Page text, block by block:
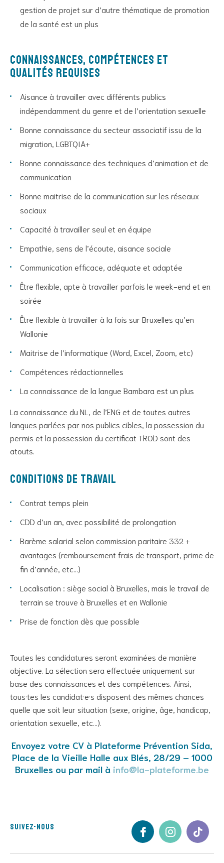
gestion de projet sur d’autre thématique de promotion
de la santé est un plus
Connaissances, compétences et
qualités requises
Aisance à travailler avec différents publics
indépendamment du genre et de l’orientation sexuelle
Bonne connaissance du secteur associatif issu de la
migration, LGBTQIA+
Bonne connaissance des techniques d’animation et de
communication
Bonne maitrise de la communication sur les réseaux
sociaux
Capacité à travailler seul et en équipe
Empathie, sens de l’écoute, aisance sociale
Communication efficace, adéquate et adaptée
Être flexible, apte à travailler parfois le week-end et en
soirée
Être flexible à travailler à la fois sur Bruxelles qu’en
Wallonie
Maitrise de l’informatique (Word, Excel, Zoom, etc)
Compétences rédactionnelles
La connaissance de la langue Bambara est un plus
La connaissance du NL, de l’ENG et de toutes autres
langues parlées par nos publics cibles, la possession du
permis et la possession du certificat TROD sont des
atouts.
Conditions de travail
Contrat temps plein
CDD d’un an, avec possibilité de prolongation
Barème salarial selon commission paritaire 332 +
avantages (remboursement frais de transport, prime de
fin d’année, etc…)
Localisation : siège social à Bruxelles, mais le travail de
terrain se trouve à Bruxelles et en Wallonie
Prise de fonction dès que possible
Toutes les candidatures seront examinées de manière
objective. La sélection sera effectuée uniquement sur
base des connaissances et des compétences. Ainsi,
tous·tes les candidat·e·s disposent des mêmes chances
quelle que soit leur situation (sexe, origine, âge, handicap,
orientation sexuelle, etc…).
Envoyez votre CV à Plateforme Prévention Sida,
Place de la Vieille Halle aux Blés, 28/29 – 1000
Bruxelles ou par mail à info@la-plateforme.be
Suivez-nous